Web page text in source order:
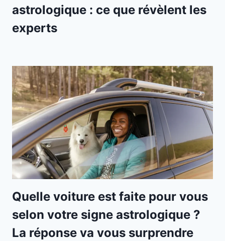
astrologique : ce que révèlent les
experts
Quelle voiture est faite pour vous
selon votre signe astrologique ?
La réponse va vous surprendre